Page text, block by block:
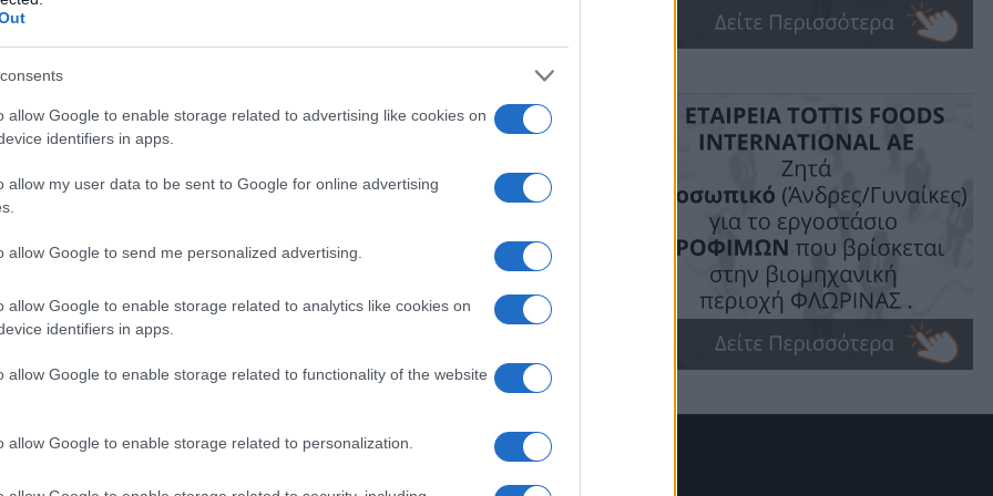
allow Google to enable storage related to advertising like cookies on
identifiers in apps.
allow my user data to be sent to Google for online advertising
allow Google to send me personalized advertising.
allow Google to enable storage related to analytics like cookies on
identifiers in apps.
allow Google to enable storage related to functionality of the website
allow Google to enable storage related to personalization.
Κέντρου Κοινότητας Δήμου
έπειτα από πρόσκληση της Διεύθυνσης
Πτολεμαΐδας, πραγματοποίησαν
μαθητές της Α΄ λυκείου με στόχο, την
σε θέματα «Ενδοοικογενειακής Βίας»
πραγματοποιήθηκε η δράση με θέμα την
βία» στο πλαίσιο του μαθήματος «Αγωγή Υγείας», με
του Κέντρου Κοινότητας κα. Γεωργία Αβραμίδου
και την Τετάρτη 29.4.2026, πραγματοποιήθηκε
με θέμα «Σχολικός Εκφοβισμός», την οποία παρουσίασαν